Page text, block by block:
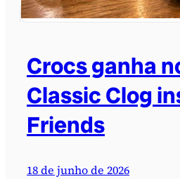
Crocs ganha
Classic Clog
Friends
18 de junho de 2026